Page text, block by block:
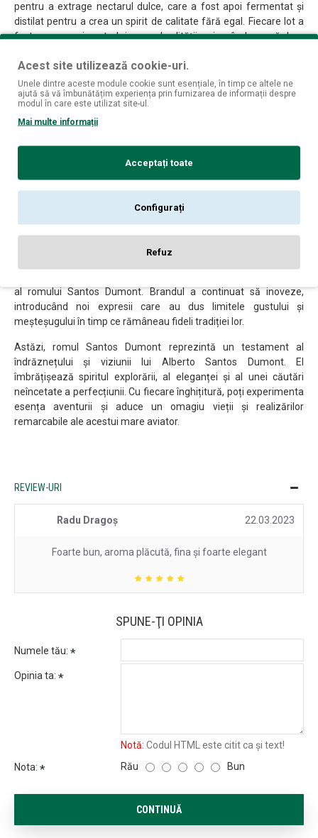
pentru a extrage nectarul dulce, care a fost apoi fermentat și
distilat pentru a crea un spirit de calitate fără egal. Fiecare lot a
fost supus unui control riguros al calității, asigurându-se că doar
Reputația romului Santos Dumont s-a răspândit rapid în cercurile
elitiste din Paris, captivând palatul cunoscătorilor și câștigând
brandului un loc de seamă în lumea băuturilor fine. Aromele
bogate și complexe și textura catifelată și netedă au făcut din el
În afara gustului său excepțional, romul Santos Dumont a
devenit un simbol al rafinamentului, eleganței și spiritului pionier
al celui după care a fost numit. El era savurat adesea în cele mai
prestigioase localuri, unde intelectualii, artiștii și aviatorii se
adunau pentru a-și împărtăși povești și a celebra spiritul
aventurii.
al romului Santos Dumont. Brandul a continuat să inoveze,
introducând noi expresii care au dus limitele gustului și
meșteșugului în timp ce rămâneau fideli tradiției lor.
Astăzi, romul Santos Dumont reprezintă un testament al
îndrăznețului și viziunii lui Alberto Santos Dumont. El
îmbrățișează spiritul explorării, al eleganței și al unei căutări
neîncetate a perfecțiunii. Cu fiecare înghițitură, poți experimenta
esența aventurii și aduce un omagiu vieții și realizărilor
remarcabile ale acestui mare aviator.
REVIEW-URI
Radu Dragoș 22.03.2023
Foarte bun, aroma plăcută, fina și foarte elegant
SPUNE-ŢI OPINIA
Numele tău:
Opinia ta:
Notă: Codul HTML este citit ca şi text!
Nota:
Rău Bun
CONTINUĂ
Acest site utilizează cookie-uri.
Unele dintre aceste module cookie sunt esențiale, în timp ce altele ne
ajută să vă îmbunătățim experiența prin furnizarea de informații despre
modul în care este utilizat site-ul.
Mai multe informații
Acceptați toate
Configurați
Refuz